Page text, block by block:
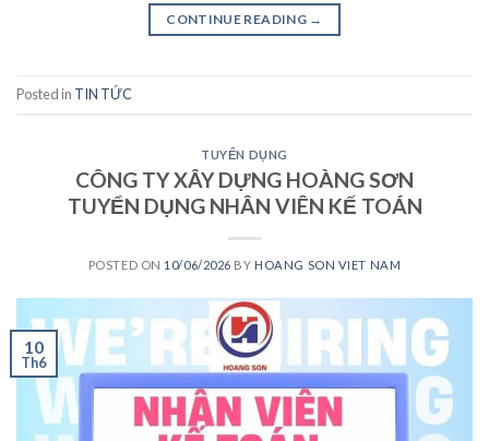
CONTINUE READING →
Posted in TIN TỨC
TUYỂN DỤNG
CÔNG TY XÂY DỰNG HOÀNG SƠN
TUYỂN DỤNG NHÂN VIÊN KẾ TOÁN
POSTED ON 10/06/2026 BY HOANG SON VIET NAM
10
Th6